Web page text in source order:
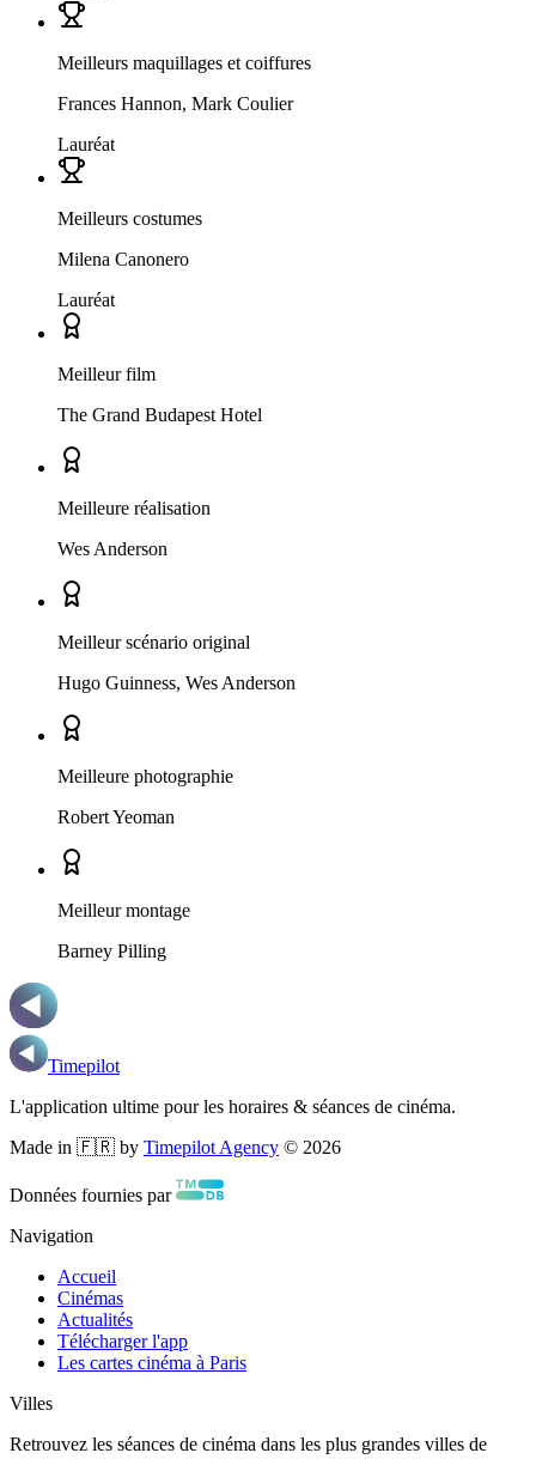
Meilleurs maquillages et coiffures
Frances Hannon, Mark Coulier
Lauréat
Meilleurs costumes
Milena Canonero
Lauréat
Meilleur film
The Grand Budapest Hotel
Meilleure réalisation
Wes Anderson
Meilleur scénario original
Hugo Guinness, Wes Anderson
Meilleure photographie
Robert Yeoman
Meilleur montage
Barney Pilling
Timepilot
L'application ultime pour les horaires & séances de cinéma.
Made in 🇫🇷 by Timepilot Agency © 2026
Données fournies par
Navigation
Accueil
Cinémas
Actualités
Télécharger l'app
Les cartes cinéma à Paris
Villes
Retrouvez les séances de cinéma dans les plus grandes villes de